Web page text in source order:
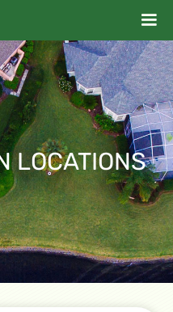
LOCATIONS